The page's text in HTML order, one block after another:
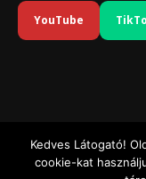
YouTube
Kedves Látogató!
cookie-kat